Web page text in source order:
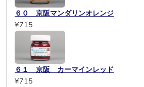
６０ 京阪マンダリンオレンジ
¥715
６１ 京阪 カーマインレッド
¥715